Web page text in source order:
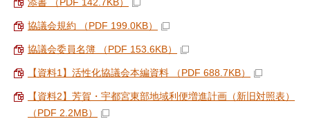
添書 （PDF 142.7KB）
協議会規約 （PDF 199.0KB）
協議会委員名簿 （PDF 153.6KB）
【資料1】活性化協議会本編資料 （PDF 688.7KB）
【資料2】芳賀・宇都宮東部地域利便増進計画（新旧対照表）
（PDF 2.2MB）